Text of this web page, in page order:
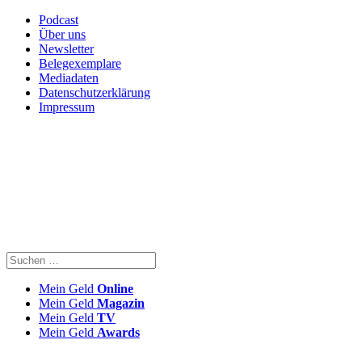
Podcast
Über uns
Newsletter
Belegexemplare
Mediadaten
Datenschutzerklärung
Impressum
Mein Geld Online
Mein Geld Magazin
Mein Geld TV
Mein Geld Awards